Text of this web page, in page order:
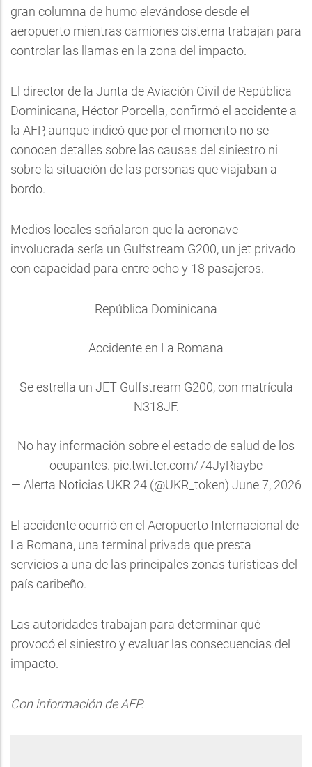
gran columna de humo elevándose desde el
aeropuerto mientras camiones cisterna trabajan para
controlar las llamas en la zona del impacto.
El director de la Junta de Aviación Civil de República
Dominicana, Héctor Porcella, confirmó el accidente a
la AFP, aunque indicó que por el momento no se
conocen detalles sobre las causas del siniestro ni
sobre la situación de las personas que viajaban a
bordo.
Medios locales señalaron que la aeronave
involucrada sería un Gulfstream G200, un jet privado
con capacidad para entre ocho y 18 pasajeros.
República Dominicana
Accidente en La Romana
Se estrella un JET Gulfstream G200, con matrícula
N318JF.
No hay información sobre el estado de salud de los
ocupantes. pic.twitter.com/74JyRiaybc
— Alerta Noticias UKR 24 (@UKR_token) June 7, 2026
El accidente ocurrió en el Aeropuerto Internacional de
La Romana, una terminal privada que presta
servicios a una de las principales zonas turísticas del
país caribeño.
Las autoridades trabajan para determinar qué
provocó el siniestro y evaluar las consecuencias del
impacto.
Con información de AFP.